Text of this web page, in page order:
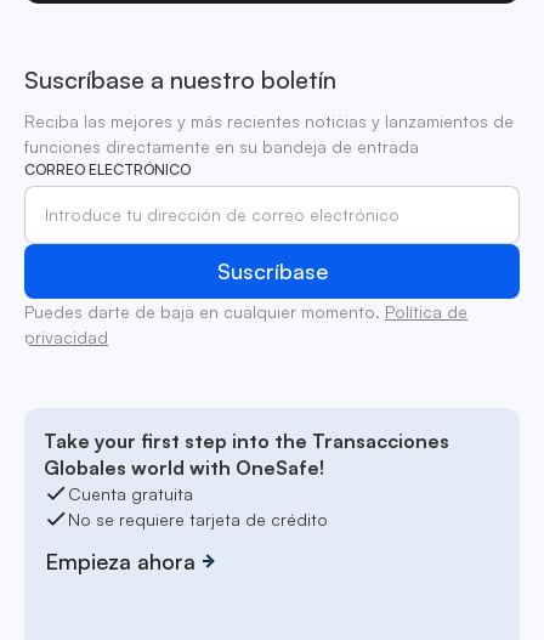
Suscríbase a nuestro boletín
Reciba las mejores y más recientes noticias y lanzamientos de
funciones directamente en su bandeja de entrada
CORREO ELECTRÓNICO
Puedes darte de baja en cualquier momento. Política de
privacidad
Take your first step into the Transacciones
Globales world with OneSafe!
Cuenta gratuita
No se requiere tarjeta de crédito
Empieza ahora